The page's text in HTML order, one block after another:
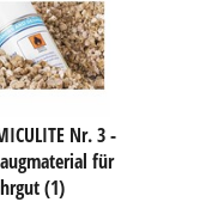
Nr. 3 -
für
(1)